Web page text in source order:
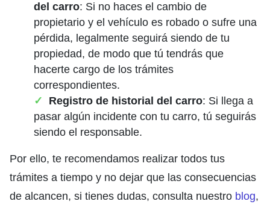
del carro: Si no haces el cambio de
propietario y el vehículo es robado o sufre una
pérdida, legalmente seguirá siendo de tu
propiedad, de modo que tú tendrás que
hacerte cargo de los trámites
correspondientes.
Registro de historial del carro: Si llega a
pasar algún incidente con tu carro, tú seguirás
siendo el responsable.
Por ello, te recomendamos realizar todos tus
trámites a tiempo y no dejar que las consecuencias
de alcancen, si tienes dudas, consulta nuestro blog,